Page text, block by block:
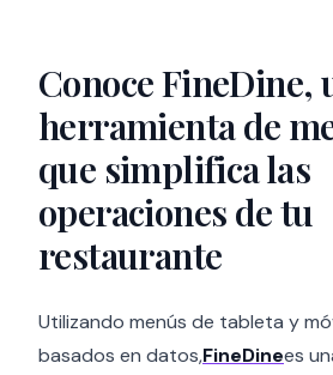
Conoce FineDine,
herramienta de
que simplifica las
operaciones de tu
restaurante
Utilizando menús de tableta y
basados en datos,FineDinees